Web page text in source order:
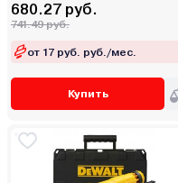
680.27 руб.
741.49 руб.
от 17 руб. руб./мес.
Купить